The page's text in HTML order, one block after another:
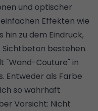
und optischer
Effekten wie
hin zu dem Eindruck,
bestehen.
"Wand-Couture" in
Entweder als Farbe
so wahrhaft
Vorsicht: Nicht